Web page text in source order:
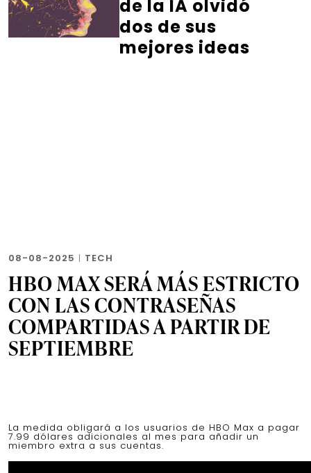
de la IA olvidó
dos de sus
mejores ideas
08-08-2025 | TECH
HBO MAX SERÁ MÁS ESTRICTO
CON LAS CONTRASEÑAS
COMPARTIDAS A PARTIR DE
SEPTIEMBRE
La medida obligará a los usuarios de HBO Max a pagar
7.99 dólares adicionales al mes para añadir un
miembro extra a sus cuentas.